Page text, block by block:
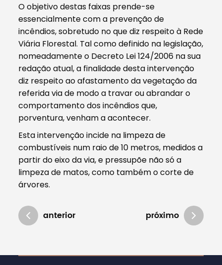
O objetivo destas faixas prende-se
essencialmente com a prevenção de
incêndios, sobretudo no que diz respeito à Rede
Viária Florestal. Tal como definido na legislação,
nomeadamente o Decreto Lei 124/2006 na sua
redação atual, a finalidade desta intervenção
diz respeito ao afastamento da vegetação da
referida via de modo a travar ou abrandar o
comportamento dos incêndios que,
porventura, venham a acontecer.
Esta intervenção incide na limpeza de
combustíveis num raio de 10 metros, medidos a
partir do eixo da via, e pressupõe não só a
limpeza de matos, como também o corte de
árvores.
anterior próximo
Atualizado em 16/06/2021